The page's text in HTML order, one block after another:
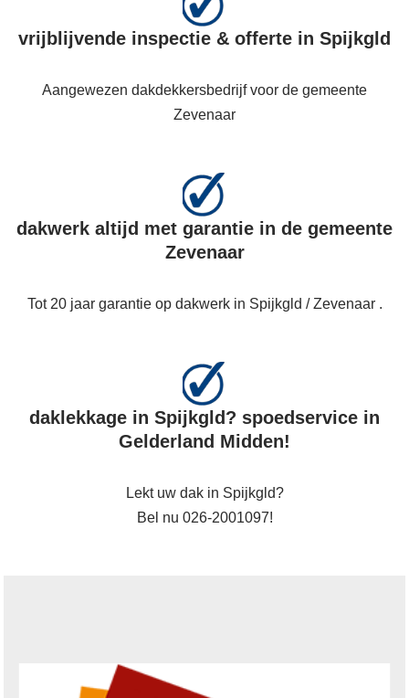
vrijblijvende inspectie & offerte in Spijkgld
Aangewezen dakdekkersbedrijf voor de gemeente
Zevenaar
dakwerk altijd met garantie in de gemeente
Zevenaar
Tot 20 jaar garantie op dakwerk in Spijkgld / Zevenaar .
daklekkage in Spijkgld? spoedservice in
Gelderland Midden!
Lekt uw dak in Spijkgld?
Bel nu 026-2001097!